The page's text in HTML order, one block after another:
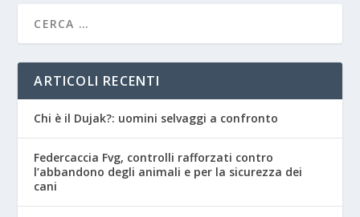
ARTICOLI RECENTI
Chi è il Dujak?: uomini selvaggi a confronto
Federcaccia Fvg, controlli rafforzati contro
l’abbandono degli animali e per la sicurezza dei
cani